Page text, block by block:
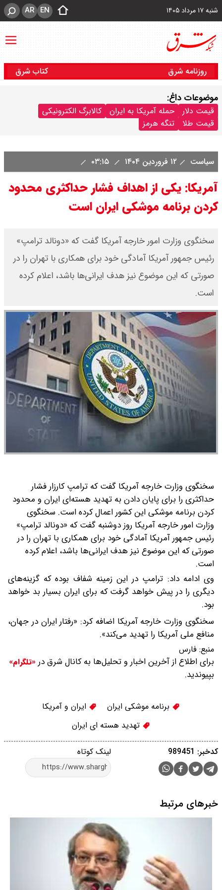
شنبه ۱۷ مرداد ۱۴۰۵ EN
AR
روزنامه شرق کتاب شرق
موضوعات داغ:
قیمت دلار حمله آمریکا به ایران
کالابرگ الکترونیکی
قیمت طلا
تنگه هرمز
سیاست ۱۲ فروردین ۱۴۰۴
آمریکا: یکی از اهداف فشار حداکثری محدود
کردن برنامه موشکی ایران است
سخنگوی وزارت امور خارجه آمریکا گفت که «دونالد ترامپ»
رئیس جمهور آمریکا آمادگی خود برای همکاری با تهران را در
صورتی که این موضوع نیز هدف ایرانی‌ها باشد، اعلام کرده
است.
سخنگوی وزارت خارجه آمریکا گفت که ترامپ کارزار فشار
حداکثری را برای پایان دادن به تهدید هسته‌ای ایران و محدود
کردن برنامه موشکی این کشور اعمال کرده است. سخنگوی
وزارت امور خارجه آمریکا روز دوشنبه گفت که «دونالد ترامپ»
رئیس جمهور آمریکا آمادگی خود برای همکاری با تهران را در
صورتی که این موضوع نیز هدف ایرانی‌ها باشد، اعلام کرده
است.
وی ادامه داد: ترامپ در این زمینه شفاف بوده که گزینه‌های
دیگری را در پیش خواهد گرفت که برای ایران بسیار بد خواهد
بود.
سخنگوی وزارت خارجه آمریکا اضافه کرد: «رفتار ایران در جهان،
منافع ملی آمریکا را تهدید می‌کند».
منبع: فارس
برای اطلاع از آخرین اخبار و تحلیل‌ها به کانال شرق در «تلگرام»
بپیوندید.
برنامه موشکی ایران
ایران و آمریكا
تهدید هسته ای ایران
لینک کوتاه کدخبر: 989451
خبرهای مرتبط